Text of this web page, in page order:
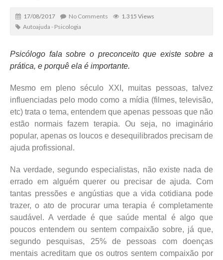
17/08/2017 No Comments
1.315 Views
Autoajuda - Psicologia
Psicólogo fala sobre o preconceito que existe sobre a
prática, e porquê ela é importante.
Mesmo em pleno século XXI, muitas pessoas, talvez
influenciadas pelo modo como a mídia (filmes, televisão,
etc) trata o tema, entendem que apenas pessoas que não
estão normais fazem terapia. Ou seja, no imaginário
popular, apenas os loucos e desequilibrados precisam de
ajuda profissional.
Na verdade, segundo especialistas, não existe nada de
errado em alguém querer ou precisar de ajuda. Com
tantas pressões e angústias que a vida cotidiana pode
trazer, o ato de procurar uma terapia é completamente
saudável. A verdade é que saúde mental é algo que
poucos entendem ou sentem compaixão sobre, já que,
segundo pesquisas, 25% de pessoas com doenças
mentais acreditam que os outros sentem compaixão por